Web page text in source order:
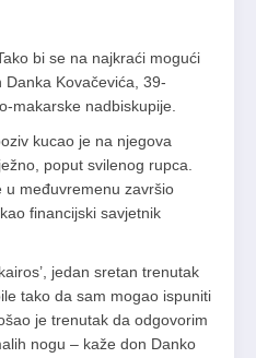
bi se na najkraći mogući
Kovačevića, 39-
makarske nadbiskupije.
kucao je na njegova
poput svilenog rupca.
u međuvremenu završio
financijski savjetnik
jedan sretan trenutak
tako da sam mogao ispuniti
je trenutak da odgovorim
nogu – kaže don Danko